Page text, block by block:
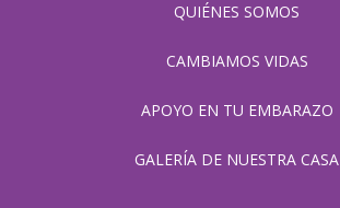
QUIÉNES SOMOS
CAMBIAMOS VIDAS
APOYO EN TU EMBARAZO
GALERÍA DE NUESTRA CASA